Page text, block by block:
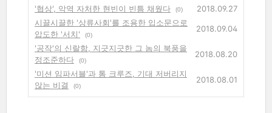
'협상', 악역 자처한 현빈이 빈틈 채웠다
(0)
2018.09.27
시끌시끌한 '상류사회'를 조용한 입소문으로
압도한 '서치'
(0)
2018.09.04
'공작'의 신랄함, 지긋지긋한 그 놈의 북풍을
정조준하다
(0)
2018.08.20
'미션 임파서블'과 톰 크루즈, 기대 저버리지
않는 비결
(0)
2018.08.01